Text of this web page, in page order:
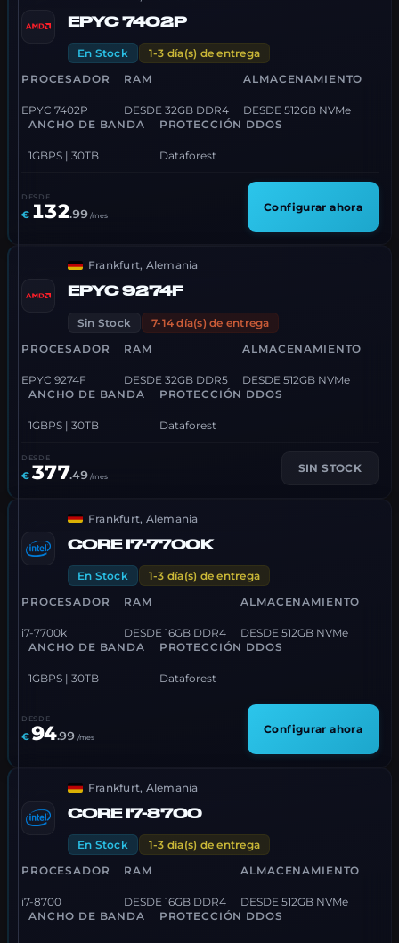
EPYC 7402P
En Stock
1-3 día(s) de entrega
PROCESADOR
EPYC 7402P
RAM
DESDE 32GB DDR4
ALMACENAMIENTO
DESDE 512GB NVMe
ANCHO DE BANDA
1GBPS | 30TB
PROTECCIÓN DDOS
Dataforest
DESDE
€ 132.99 /mes
Configurar ahora
Frankfurt, Alemania
EPYC 9274F
Sin Stock
7-14 día(s) de entrega
PROCESADOR
EPYC 9274F
RAM
DESDE 32GB DDR5
ALMACENAMIENTO
DESDE 512GB NVMe
ANCHO DE BANDA
1GBPS | 30TB
PROTECCIÓN DDOS
Dataforest
DESDE
€ 377.49 /mes
SIN STOCK
Frankfurt, Alemania
CORE I7-7700K
En Stock
1-3 día(s) de entrega
PROCESADOR
i7-7700k
RAM
DESDE 16GB DDR4
ALMACENAMIENTO
DESDE 512GB NVMe
ANCHO DE BANDA
1GBPS | 30TB
PROTECCIÓN DDOS
Dataforest
DESDE
€94.99 /mes
Configurar ahora
Frankfurt, Alemania
CORE I7-8700
En Stock
1-3 día(s) de entrega
PROCESADOR
i7-8700
RAM
DESDE 16GB DDR4
ALMACENAMIENTO
DESDE 512GB NVMe
ANCHO DE BANDA
PROTECCIÓN DDOS